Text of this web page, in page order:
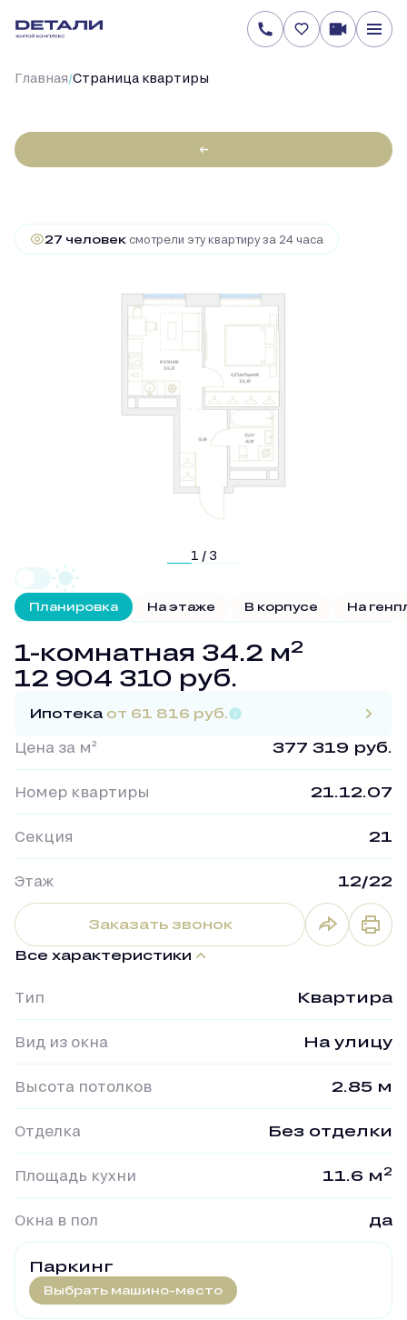
Главная/Cтраница квартиры
←
1-комнатная34.2 м
27 человек смотрели эту квартиру за 24 часа
1 / 3
Планировка На этаже В корпусе На
1-комнатная 34.2 м2
12 904 310 руб.
Ипотека от 61 816 руб.
Цена за м² 377 319 руб.
Номер квартиры 21.12.07
Секция 21
Этаж 12/22
Заказать звонок
Все характеристики
Тип Квартира
Вид из окна На улицу
Высота потолков 2.85 м
Отделка Без отделки
Площадь кухни 11.6 м 2
Окна в пол да
Паркинг
Выбрать машино-место